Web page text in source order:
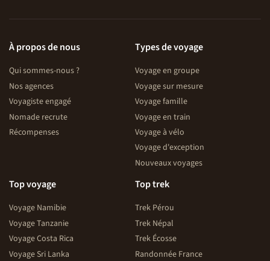
À propos de nous
Qui sommes-nous ?
Nos agences
Voyagiste engagé
Nomade recrute
Récompenses
Types de voyage
Voyage en groupe
Voyage sur mesure
Voyage famille
Voyage en train
Voyage à vélo
Voyage d'exception
Nouveaux voyages
Top voyage
Voyage Namibie
Voyage Tanzanie
Voyage Costa Rica
Voyage Sri Lanka
Top trek
Trek Pérou
Trek Népal
Trek Écosse
Randonnée France